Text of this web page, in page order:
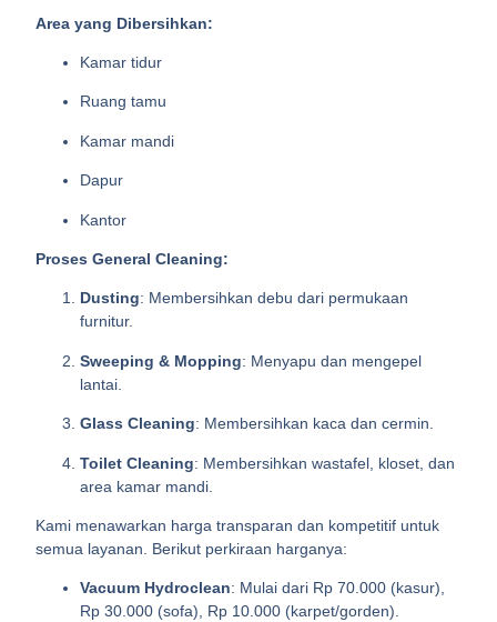
Area yang Dibersihkan:
Kamar tidur
Ruang tamu
Kamar mandi
Dapur
Kantor
Proses General Cleaning:
Dusting: Membersihkan debu dari permukaan
furnitur.
Sweeping & Mopping: Menyapu dan mengepel
lantai.
Glass Cleaning: Membersihkan kaca dan cermin.
Toilet Cleaning: Membersihkan wastafel, kloset, dan
area kamar mandi.
Kami menawarkan harga transparan dan kompetitif untuk
semua layanan. Berikut perkiraan harganya:
Vacuum Hydroclean: Mulai dari Rp 70.000 (kasur),
Rp 30.000 (sofa), Rp 10.000 (karpet/gorden).